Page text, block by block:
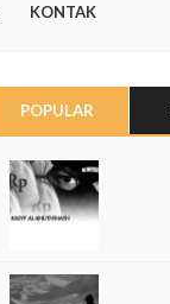
KONTAK
POPULAR